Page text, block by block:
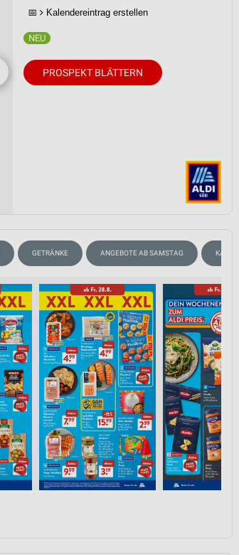
📅 Kalendereintrag erstellen
PROSPEKT BLÄTTERN
GETRÄNKE ANGEBOTE AB SAMSTAG KAFFEE